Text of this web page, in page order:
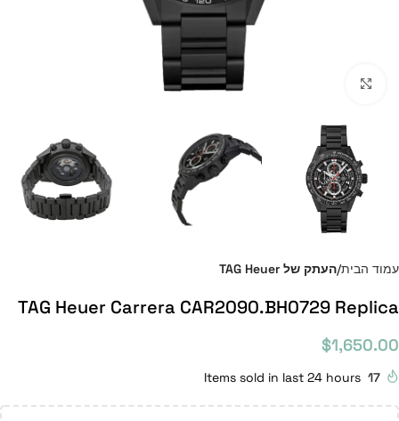
עמוד הבית העתק של TAG Heuer
TAG Heuer Carrera CAR2090.BH0729 Replica
$1,650.00
17
Items sold in last 24 hours